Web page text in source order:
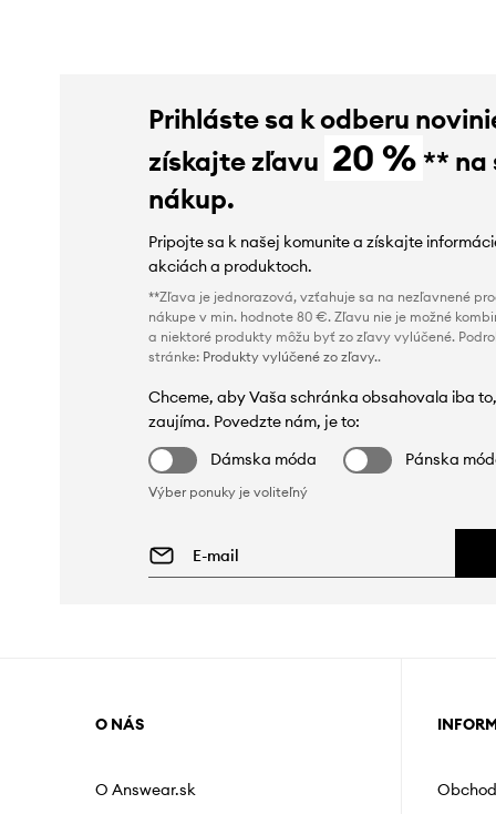
Prihláste sa k odberu
získajte zľavu 20 % ** na
nákup.
Pripojte sa k našej komunite a získajte
akciách a produktoch.
**Zľava je jednorazová, vzťahuje sa na nezľavnené
nákupe v min. hodnote 80 €. Zľavu nie je možné
a niektoré produkty môžu byť zo zľavy vylúčené.
stránke: Produkty vylúčené zo zľavy..
Chceme, aby Vaša schránka obsahovala iba
zaujíma. Povedzte nám, je to:
Dámska móda
Pánska
Výber ponuky je voliteľný
O NÁS
O Answear.sk